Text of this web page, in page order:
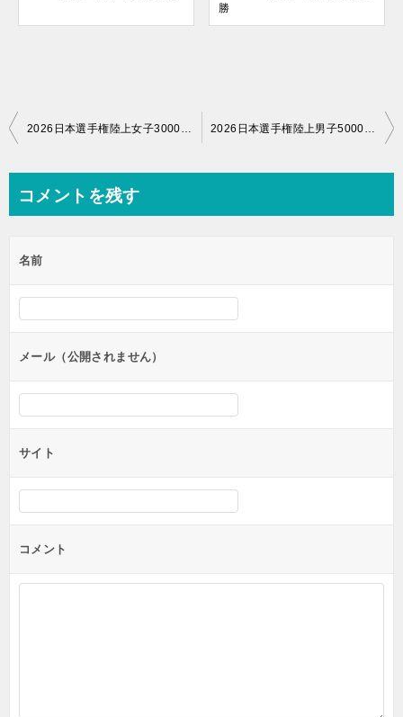
勝
投
ビ
ー
シ
ン
2026日本選手権陸上女子3000mSC結果！齋藤みうが優勝 2026日本選手権陸上男子5000m結果！森凪也が優勝
コメントを残す
名前
メール（公開されません）
サイト
コメント